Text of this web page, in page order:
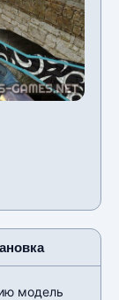
модель